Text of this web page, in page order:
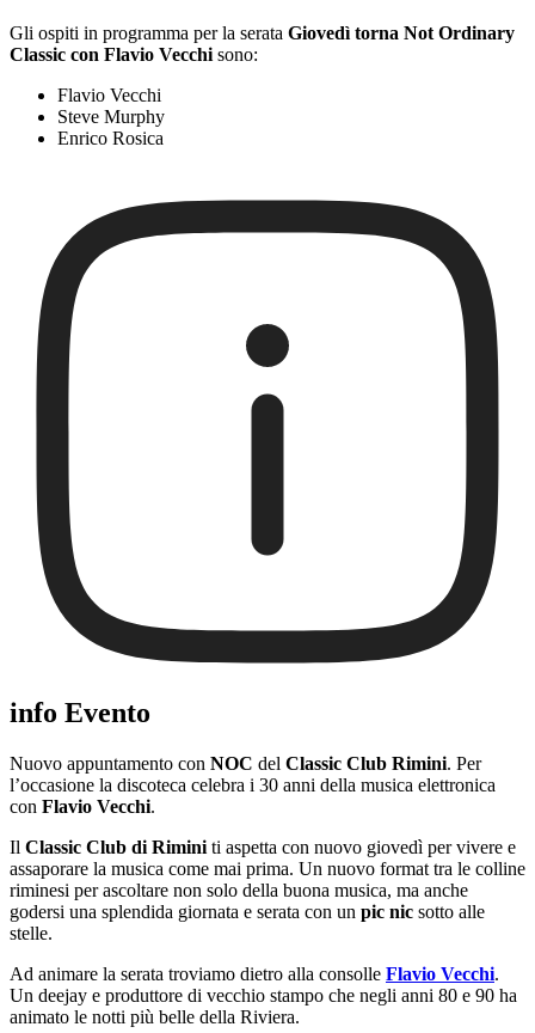
Gli ospiti in programma per la serata Giovedì torna Not Ordinary
Classic con Flavio Vecchi sono:
Flavio Vecchi
Steve Murphy
Enrico Rosica
info Evento
Nuovo appuntamento con NOC del Classic Club Rimini. Per
l’occasione la discoteca celebra i 30 anni della musica elettronica
con Flavio Vecchi.
Il Classic Club di Rimini ti aspetta con nuovo giovedì per vivere e
assaporare la musica come mai prima. Un nuovo format tra le colline
riminesi per ascoltare non solo della buona musica, ma anche
godersi una splendida giornata e serata con un pic nic sotto alle
stelle.
Ad animare la serata troviamo dietro alla consolle Flavio Vecchi.
Un deejay e produttore di vecchio stampo che negli anni 80 e 90 ha
animato le notti più belle della Riviera.